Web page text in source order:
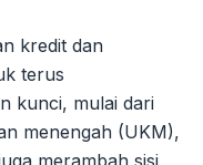
kredit dan
terus
kunci, mulai dari
menengah (UKM),
merambah sisi